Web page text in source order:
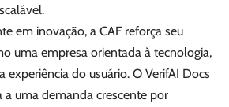
em inovação, a CAF reforça seu
uma empresa orientada à tecnologia,
experiência do usuário. O VerifAI Docs
a uma demanda crescente por